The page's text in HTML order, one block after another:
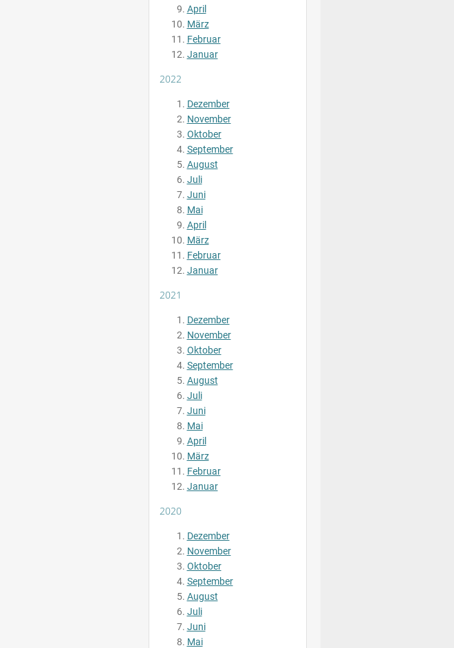
April
März
Februar
Januar
2022
Dezember
November
Oktober
September
August
Juli
Juni
Mai
April
März
Februar
Januar
2021
Dezember
November
Oktober
September
August
Juli
Juni
Mai
April
März
Februar
Januar
2020
Dezember
November
Oktober
September
August
Juli
Juni
Mai